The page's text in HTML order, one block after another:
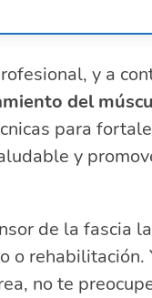
de la fascia lata
lata
la fascia lata
la fascia lata
tensor de la
de la fascia
la fascia lata?
y a
del
para
y
de la fascia
o rehabilitación.
no te